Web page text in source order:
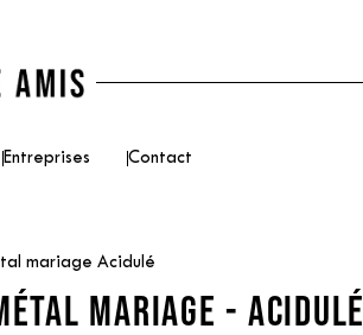
Entreprises Contact
mariage Acidulé
MARIAGE - ACIDULÉ